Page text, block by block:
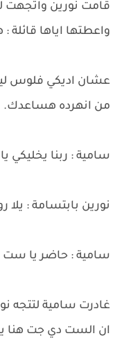
قامت نورين واتجهت
واعطتها اياها قائلة
عشان اديكي فلوس
من انهرده هساعدك.
سامية : ربنا يخليكي
نورين بابتسامة : يلا
سامية : حاضر يا ست
غادرت سامية لتتجه
ان الست دي جت هنا